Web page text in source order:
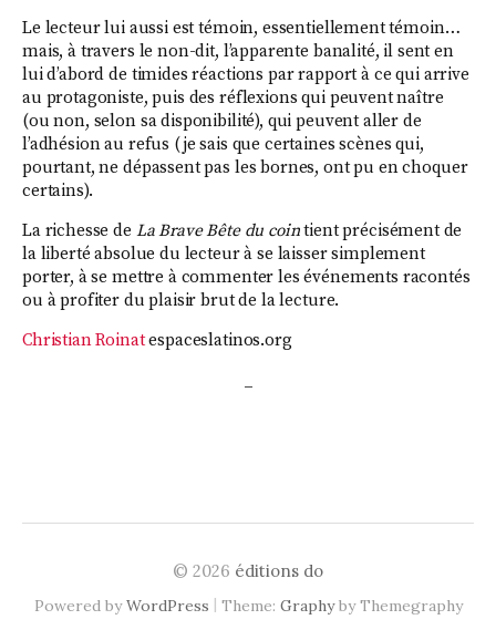
Le lecteur lui aussi est témoin, essentiellement témoin…
mais, à travers le non-dit, l’apparente banalité, il sent en
lui d’abord de timides réactions par rapport à ce qui arrive
au protagoniste, puis des réflexions qui peuvent naître
(ou non, selon sa disponibilité), qui peuvent aller de
l’adhésion au refus (je sais que certaines scènes qui,
pourtant, ne dépassent pas les bornes, ont pu en choquer
certains).
La richesse de La Brave Bête du cointient précisément de
la liberté absolue du lecteur à se laisser simplement
porter, à se mettre à commenter les événements racontés
ou à profiter du plaisir brut de la lecture.
Christian Roinatespaceslatinos.org
© 2026 éditions do
Powered byWordPress | Theme: Graphyby Themegraphy